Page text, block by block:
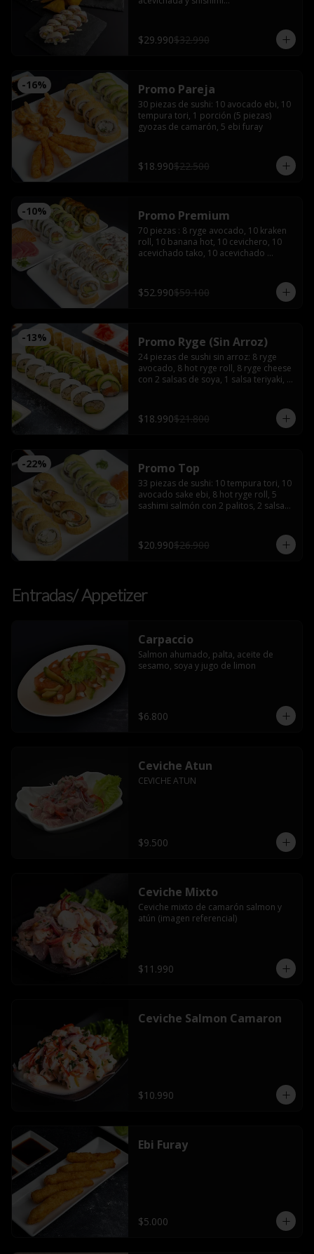
salmón con salsa acevichada.
Acevichado tako: Pulpo furay, palta
$29.990$32.990
-16% Promo Pareja
30 piezas de sushi: 10 avocado ebi, 10
tempura tori, 1 porción (5 piezas)
gyozas de camarón, 5 ebi furay
$18.990$22.500
-10% Promo Premium
70 piezas : 8 ryge avocado, 10 kraken
roll, 10 banana hot, 10 cevichero, 10
acevichado tako, 10 acevichado
de soya, 3 salsas teriyaki 5 palitos, 2
wasabi y 2 jengibre
$52.990$59.100
-13% Promo Ryge (Sin Arroz)
24 piezas de sushi sin arroz: 8 ryge
avocado, 8 hot ryge roll, 8 ryge cheese
con 2 salsas de soya, 1 salsa teriyaki, 2
$18.990$21.800
-22% Promo Top
33 piezas de sushi: 10 tempura tori, 10
avocado sake ebi, 8 hot ryge roll, 5
sashimi salmón con 2 palitos, 2 salsas
$20.990$26.900
Entradas/ Appetizer
Carpaccio
Salmon ahumado, palta, aceite de
sesamo, soya y jugo de limon
$6.800
Ceviche Atun
CEVICHE ATUN
$9.500
Ceviche Mixto
Ceviche mixto de camarón salmon y
atún (imagen referencial)
$11.990
Ceviche Salmon Camaron
$10.990
Ebi Furay
$5.000